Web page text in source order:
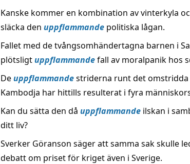
Kanske kommer en kombination av vinterkyla
släcka den uppflammande politiska lågan.
Fallet med de tvångsomhändertagna barnen i
plötsligtuppflammandefall av moralpanik hos
Deuppflammandestriderna runt det omstridda
Kambodja har hittills resulterat i fyra
Kan du sätta den då uppflammande ilskan i
ditt liv?
Sverker Göranson säger att samma sak skulle
debatt om priset för kriget även i Sverige.